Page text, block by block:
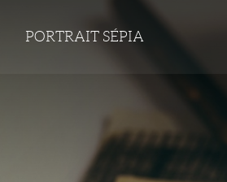
PORTRAIT SÉPIA